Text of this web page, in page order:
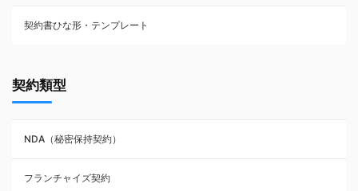
契約書ひな形・テンプレート
NDA（秘密保持契約）
業務委託契約
利用規約・約款
契約類型
NDA（秘密保持契約）
フランチャイズ契約